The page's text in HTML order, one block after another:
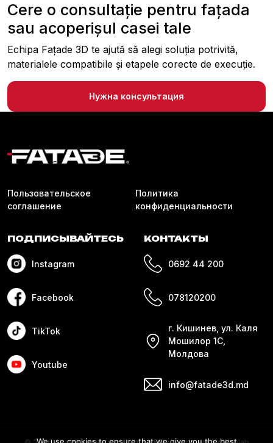
Cere o consultație pentru fațada
sau acoperișul casei tale
Echipa Fațade 3D te ajută să alegi soluția potrivită,
materialele compatibile și etapele corecte de execuție.
Нужна консультация
Пользовательское
соглашение
Политика
конфиденциальности
ПОДПИСЫВАЙТЕСЬ
Instagram
Facebook
TikTok
Youtube
КОНТАКТЫ
0692 44 200
078120200
г. Кишинев, ул. Каля
Мошилор 1С,
Молдова
info@fatade3d.md